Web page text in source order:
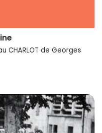
CHARLOT de Georges